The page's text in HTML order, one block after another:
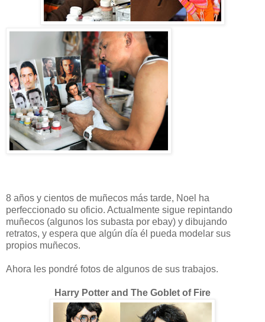
8 años y cientos de muñecos más tarde, Noel ha
perfeccionado su oficio. Actualmente sigue repintando
muñecos (algunos los subasta por ebay) y dibujando
retratos, y espera que algún día él pueda modelar sus
propios muñecos.
Ahora les pondré fotos de algunos de sus trabajos.
Harry Potter and The Goblet of Fire